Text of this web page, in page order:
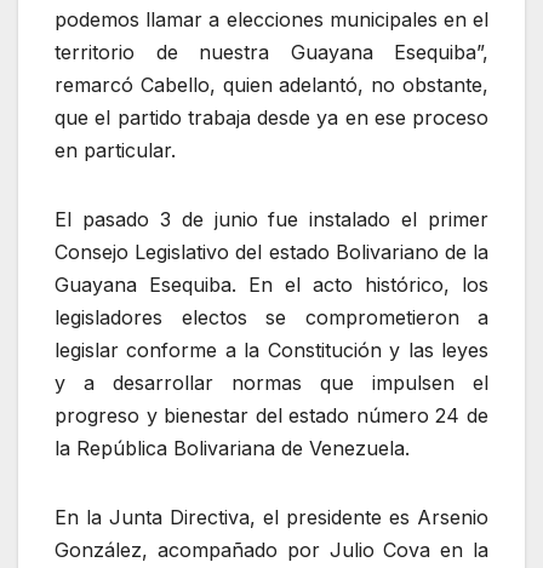
podemos llamar a elecciones municipales en el
territorio de nuestra Guayana Esequiba”,
remarcó Cabello, quien adelantó, no obstante,
que el partido trabaja desde ya en ese proceso
en particular.
El pasado 3 de junio fue instalado el primer
Consejo Legislativo del estado Bolivariano de la
Guayana Esequiba. En el acto histórico, los
legisladores electos se comprometieron a
legislar conforme a la Constitución y las leyes
y a desarrollar normas que impulsen el
progreso y bienestar del estado número 24 de
la República Bolivariana de Venezuela.
En la Junta Directiva, el presidente es Arsenio
González, acompañado por Julio Cova en la